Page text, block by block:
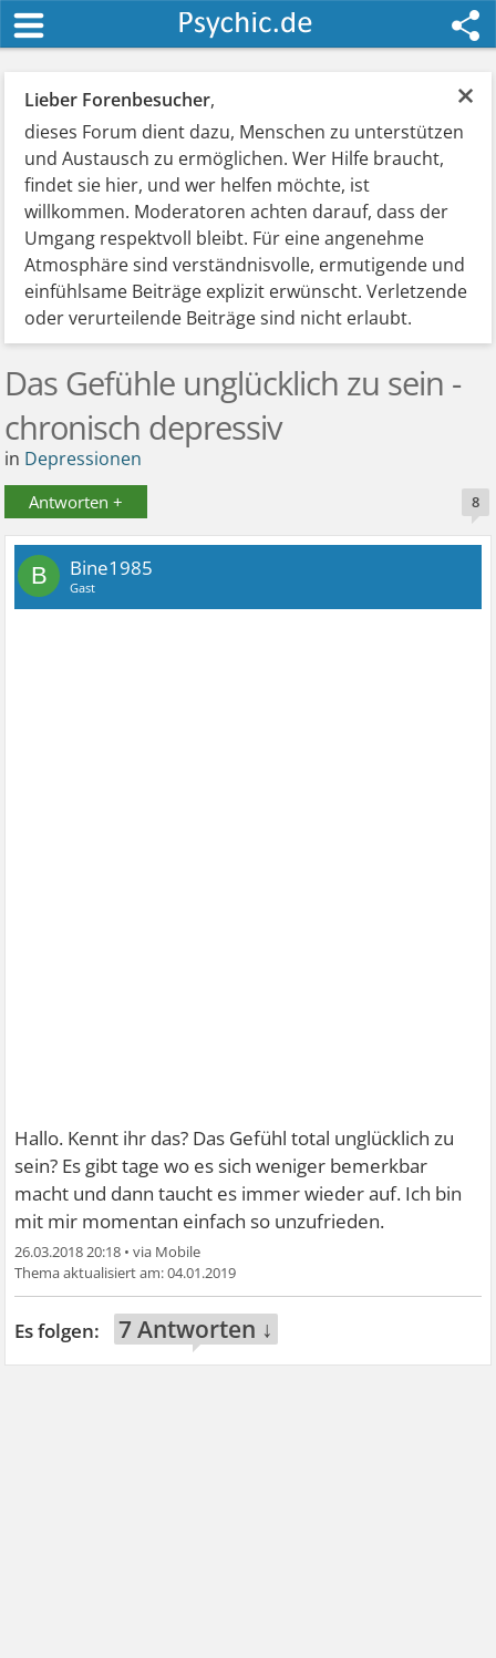
×
Lieber Forenbesucher,
dieses Forum dient dazu, Menschen zu unterstützen
und Austausch zu ermöglichen. Wer Hilfe braucht,
findet sie hier, und wer helfen möchte, ist
willkommen. Moderatoren achten darauf, dass der
Umgang respektvoll bleibt. Für eine angenehme
Atmosphäre sind verständnisvolle, ermutigende und
einfühlsame Beiträge explizit erwünscht. Verletzende
oder verurteilende Beiträge sind nicht erlaubt.
Das Gefühle unglücklich zu sein -
chronisch depressiv
in Depressionen
Antworten + 8
B Bine1985
Gast
Hallo. Kennt ihr das? Das Gefühl total unglücklich zu
sein? Es gibt tage wo es sich weniger bemerkbar
macht und dann taucht es immer wieder auf. Ich bin
mit mir momentan einfach so unzufrieden.
26.03.2018 20:18 •
04.01.2019
7 Antworten ↓